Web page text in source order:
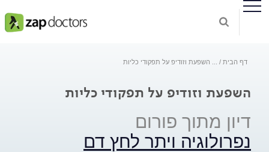
דף הבית השפעת וזודיפ על תפקודי כליות
השפעת וזודיפ על תפקודי כליות
דיון מתוך פורום
נפרולוגיה ויתר לחץ דם